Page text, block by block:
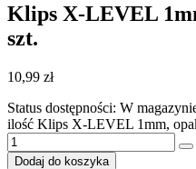
Klips X-LEVEL
szt.
10,99 zł
Status dostępności: W
ilość Klips X-LEVEL 1mm,
Dodaj do koszyka